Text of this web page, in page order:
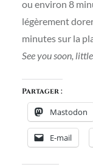
ou environ 8
légèrement
minutes sur la
See you soon,
Partager :
Mastodon
E-mail